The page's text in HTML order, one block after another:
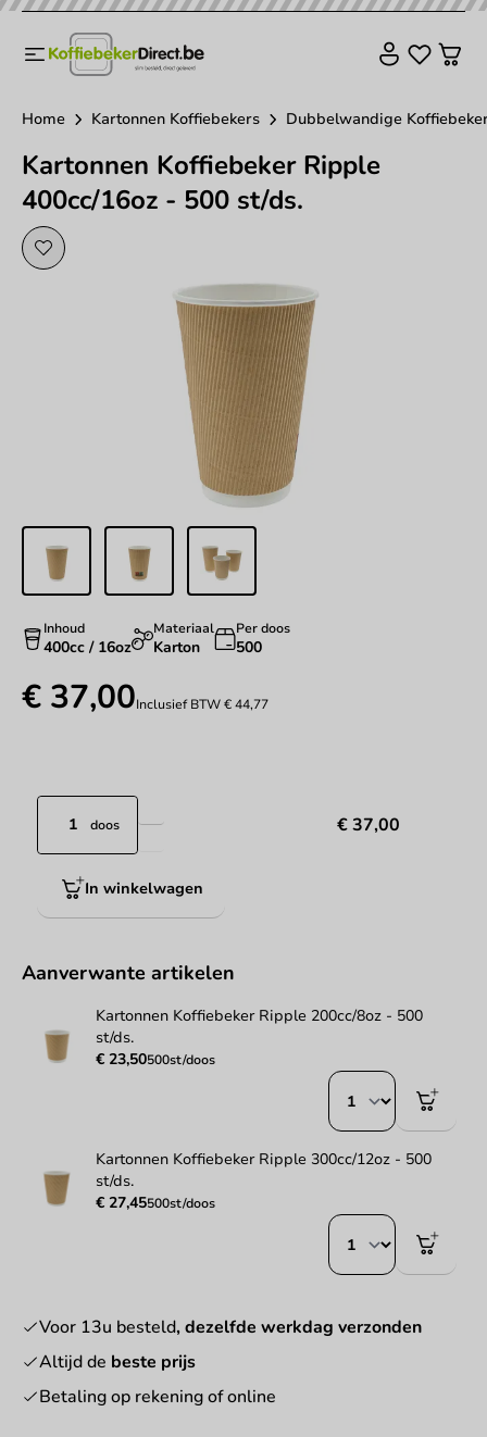
Home Kartonnen Koffiebekers Dubbelwandige
Kartonnen Koffiebeker Ripple
400cc/16oz - 500 st/ds.
Inhoud
400cc / 16oz
Materiaal
Karton
Per doos
500
€ 37,00Inclusief BTW€ 44,77
doos € 37,00
In winkelwagen
Aanverwante artikelen
Kartonnen Koffiebeker Ripple 200cc/8oz - 500
st/ds.
€ 23,50500st/doos
Kartonnen Koffiebeker Ripple 300cc/12oz - 500
st/ds.
€ 27,45500st/doos
Voor 13u besteld, dezelfde werkdag verzonden
Altijd de beste prijs
Betaling op rekening of online